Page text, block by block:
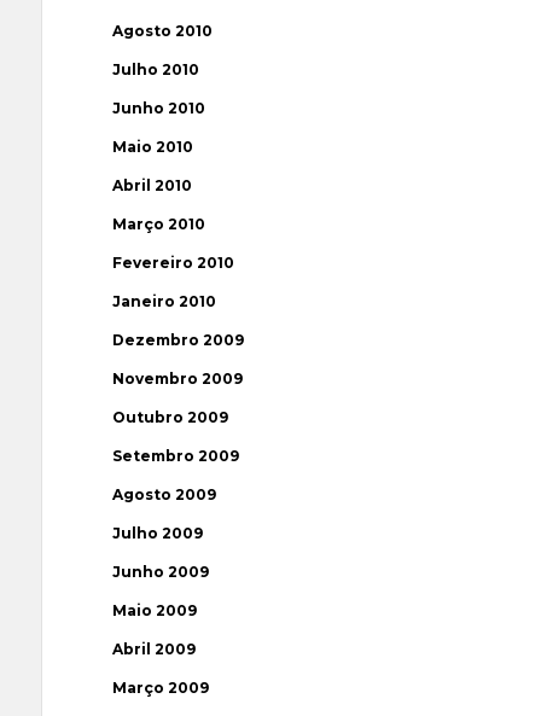
Agosto 2010
Julho 2010
Junho 2010
Maio 2010
Abril 2010
Março 2010
Fevereiro 2010
Janeiro 2010
Dezembro 2009
Novembro 2009
Outubro 2009
Setembro 2009
Agosto 2009
Julho 2009
Junho 2009
Maio 2009
Abril 2009
Março 2009